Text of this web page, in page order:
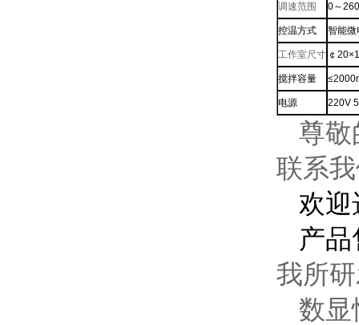
调速范围 0～
控温方式 智能微
工作室尺寸 ￠
搅拌容量 ≤2
电源 220V
尊敬
联系
欢迎
产
我所
数显